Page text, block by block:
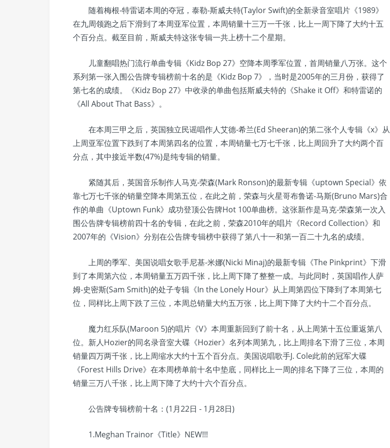
随着梅根-特雷诺本周的夺冠，泰勒-斯威夫特(Taylor Swift)的全新录音室唱片《1989》
在九周领跑之后下滑到了本周亚军位置，本周销量十三万一千张，比上一周下降了大约十五
个百分点。截至目前，斯威夫特这张专辑一共上榜十二个星期。
儿童翻唱热门流行单曲专辑《Kidz Bop 27》空降本周季军位置，首周销量八万张。这个
系列第一张入围公告牌专辑榜前十名的是《Kidz Bop 7》，当时是2005年的三月份，获得了
第七名的成绩。《Kidz Bop 27》中收录的单曲包括斯威夫特的《Shake it Off》和特雷诺的
《All About That Bass》。
在本周三甲之后，英国独立民谣唱作人艾德-希兰(Ed Sheeran)的第二张个人专辑《x》从
上周亚军位置下跌到了本周第四名的位置，本周销量七万七千张，比上周回升了大约两个百
分点，其中接近半数(47%)是纯专辑的销量。
紧随其后，英国音乐制作人马克-荣森(Mark Ronson)的最新专辑《uptown Special》依
靠七万七千张的销量空降本周第五位，在此之前，荣森与火星哥布鲁诺-马斯(Bruno Mars)合
作的单曲《Uptown Funk》成功登顶公告牌Hot 100单曲榜。这张新作是马克-荣森第一次入
围公告牌专辑榜前四十名的专辑，在此之前，荣森2010年的唱片《Record Collection》和
2007年的《Vision》分别在公告牌专辑榜中获得了第八十一和第一百二十九名的成绩。
上周的季军、美国说唱女歌手尼基-米娜(Nicki Minaj)的最新专辑《The Pinkprint》下滑
到了本周第六位，本周销量五万四千张，比上周下降了整整一成。与此同时，英国唱作人萨
姆-史密斯(Sam Smith)的处子专辑《In the Lonely Hour》从上周第四位下降到了本周第七
位，同样比上周下跌了三位，本周总销量大约五万张，比上周下降了大约十二个百分点。
魔力红乐队(Maroon 5)的唱片《V》本周重新回到了前十名，从上周第十五位重返第八
位。新人Hozier的同名录音室大碟《Hozier》名列本周第九，比上周排名下滑了三位，本周
销量四万两千张，比上周缩水大约十五个百分点。美国说唱歌手J. Cole此前的冠军大碟
《Forest Hills Drive》在本周榜单前十名中垫底，同样比上一周的排名下降了三位，本周的
销量三万八千张，比上周下降了大约十六个百分点。
公告牌专辑榜前十名：(1月22日 - 1月28日)
1.Meghan Trainor《Title》NEW!!!